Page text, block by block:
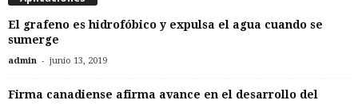
El grafeno es hidrofóbico y expulsa el agua cuando se
sumerge
admin - junio 13, 2019
Firma canadiense afirma avance en el desarrollo del